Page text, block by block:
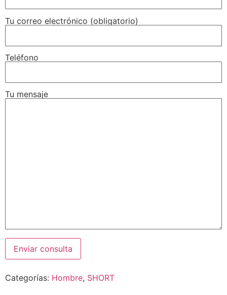
Tu correo electrónico (obligatorio)
Teléfono
Tu mensaje
Categorías: Hombre, SHORT